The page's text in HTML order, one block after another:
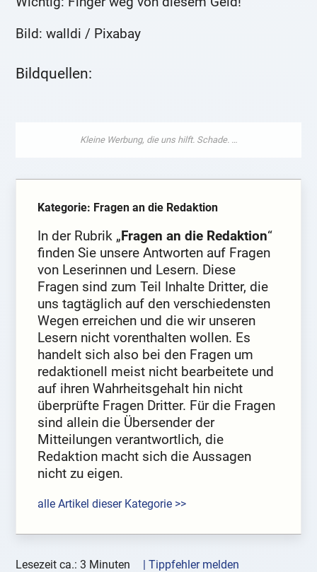
Bild: walldi / Pixabay
Bildquellen:
Kategorie: Fragen an die Redaktion
In der Rubrik „Fragen an die Redaktion“
finden Sie unsere Antworten auf Fragen
von Leserinnen und Lesern. Diese
Fragen sind zum Teil Inhalte Dritter, die
uns tagtäglich auf den verschiedensten
Wegen erreichen und die wir unseren
Lesern nicht vorenthalten wollen. Es
handelt sich also bei den Fragen um
redaktionell meist nicht bearbeitete und
auf ihren Wahrheitsgehalt hin nicht
überprüfte Fragen Dritter. Für die Fragen
sind allein die Übersender der
Mitteilungen verantwortlich, die
Redaktion macht sich die Aussagen
nicht zu eigen.
alle Artikel dieser Kategorie >>
Lesezeit ca.: 3 Minuten
| Tippfehler melden